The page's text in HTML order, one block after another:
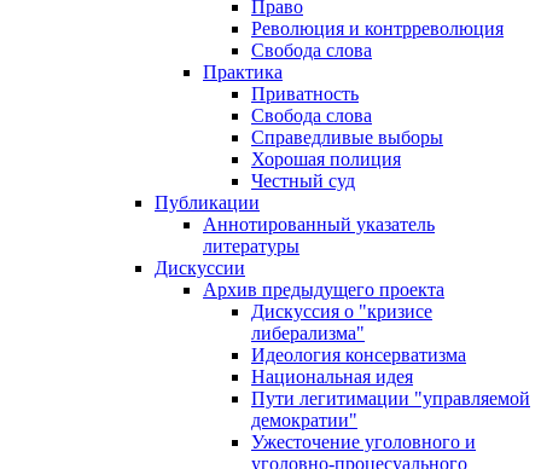
Право
Революция и контрреволюция
Свобода слова
Практика
Приватность
Свобода слова
Справедливые выборы
Хорошая полиция
Честный суд
Публикации
Аннотированный указатель
литературы
Дискуссии
Архив предыдущего проекта
Дискуссия о "кризисе
либерализма"
Идеология консерватизма
Национальная идея
Пути легитимации "управляемой
демократии"
Ужесточение уголовного и
уголовно-процесуального